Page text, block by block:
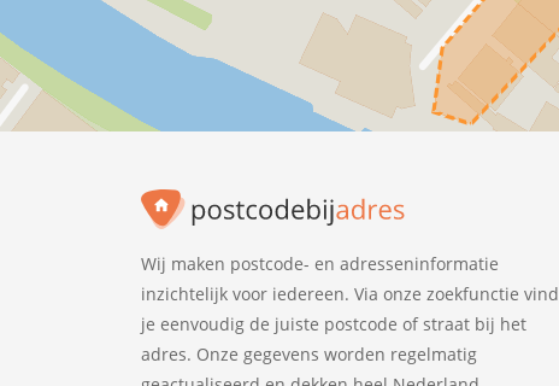
Wij maken postcode- en adresseninformatie
inzichtelijk voor iedereen. Via onze zoekfunctie vind
je eenvoudig de juiste postcode of straat bij het
adres. Onze gegevens worden regelmatig